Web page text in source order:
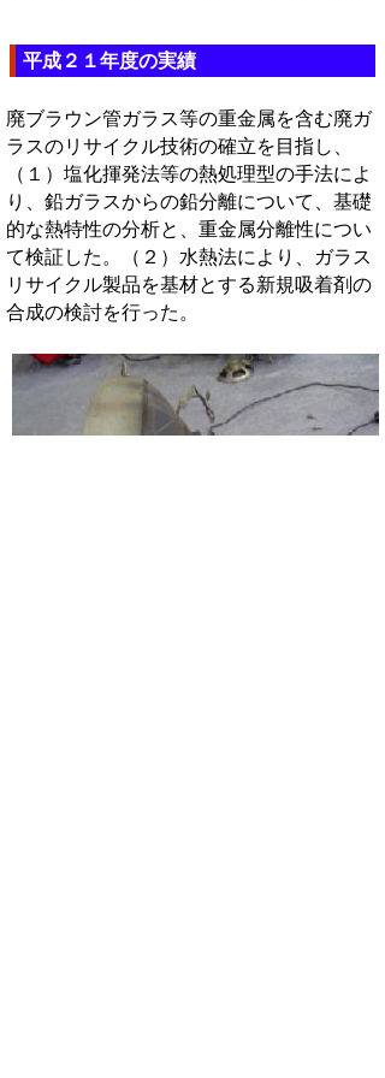
平成２１年度の実績
廃ブラウン管ガラス等の重金属を含む廃ガ
ラスのリサイクル技術の確立を目指し、
（１）塩化揮発法等の熱処理型の手法によ
り、鉛ガラスからの鉛分離について、基礎
的な熱特性の分析と、重金属分離性につい
て検証した。（２）水熱法により、ガラス
リサイクル製品を基材とする新規吸着剤の
合成の検討を行った。